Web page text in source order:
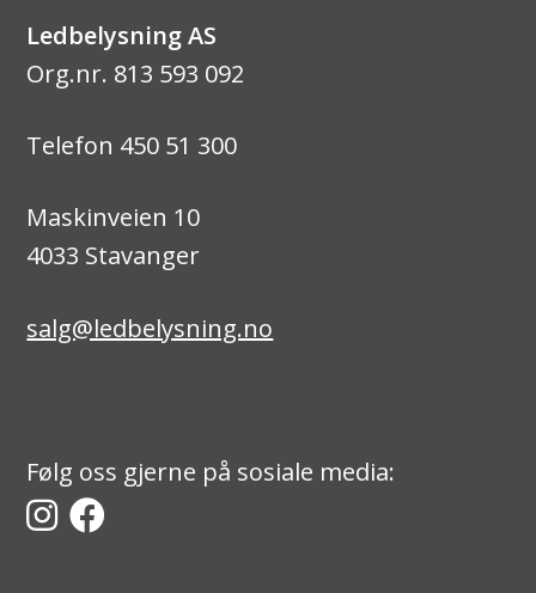
Ledbelysning AS
Org.nr. 813 593 092
Telefon 450 51 300
Maskinveien 10
4033 Stavanger
salg@ledbelysning.no
Følg oss gjerne på sosiale media: